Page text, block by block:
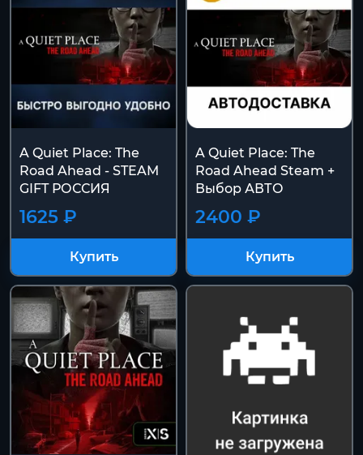
A Quiet Place: The
Road Ahead - STEAM
GIFT РОССИЯ
1625 ₽
Купить
A Quiet Place: The
Road Ahead Steam +
Выбор АВТО
2400 ₽
Купить